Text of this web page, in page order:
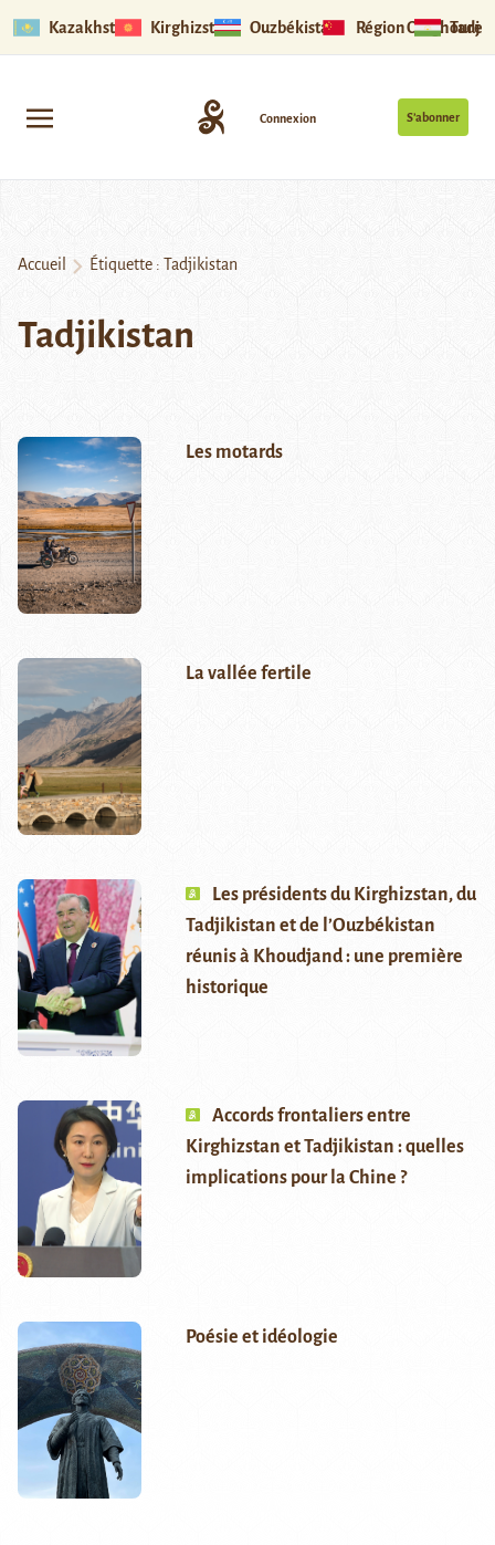
Kazakhstan Kirghizstan Ouzbékistan Région Ouïghoure
S’abonner
Connexion
Accueil Étiquette : Tadjikistan
Tadjikistan
Les motards
La vallée fertile
Les présidents du Kirghizstan, du
Tadjikistan et de l’Ouzbékistan
réunis à Khoudjand : une première
historique
Accords frontaliers entre
Kirghizstan et Tadjikistan : quelles
implications pour la Chine ?
Poésie et idéologie